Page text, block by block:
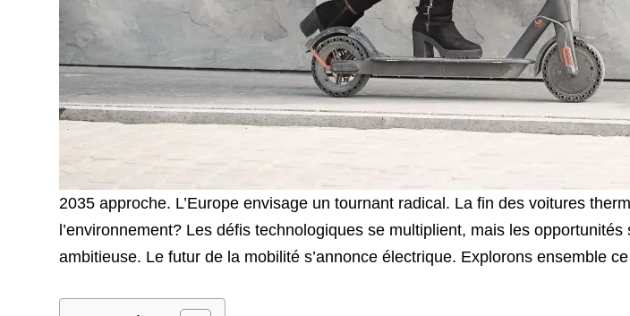
2035 approche. L’Europe envisage un tournant radical. Lafin des voitures
l’environnement? Les défis technologiques se multiplient, mais les
ambitieuse. Le futur de la mobilité s’annonce électrique. Explorons ensemble